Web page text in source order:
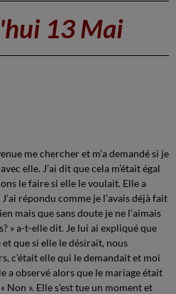
13 Mai
me chercher et m’a demandé si je
elle. J’ai dit que cela m’était égal
le faire si elle le voulait. Elle a
répondu comme je l’avais déjà fait
mais que sans doute je ne l’aimais
» a-t-elle dit. Je lui ai expliqué que
que si elle le désirait, nous
c’était elle qui le demandait et moi
a observé alors que le mariage était
Non ». Elle s’est tue un moment et